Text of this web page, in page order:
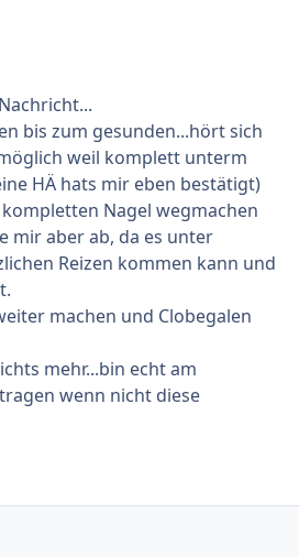
bis zum gesunden...hört sich
weil komplett unterm
HÄ hats mir eben bestätigt)
Nagel wegmachen
mir aber ab, da es unter
Reizen kommen kann und
machen und Clobegalen
mehr...bin echt am
wenn nicht diese